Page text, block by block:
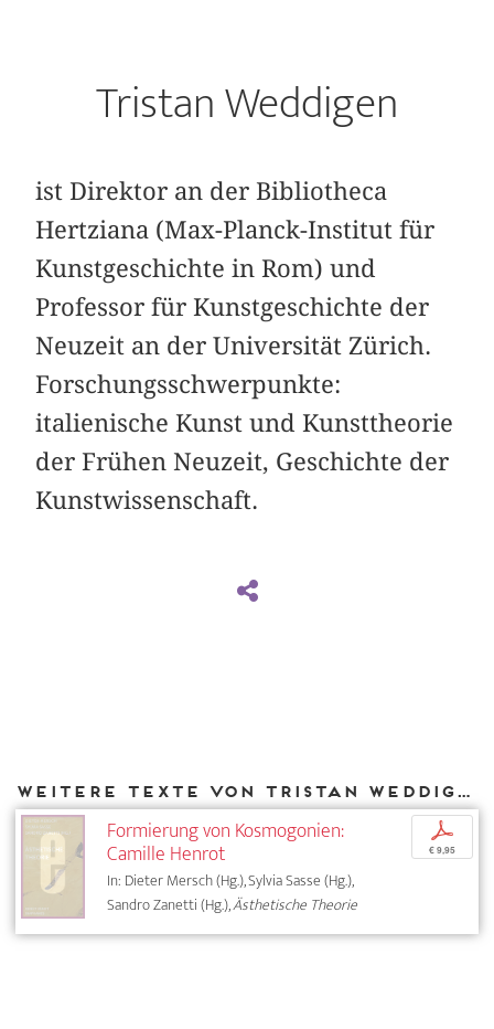
Tristan Weddigen
ist Direktor an der Bibliotheca
Hertziana (Max-Planck-­Institut für
Kunstgeschichte in Rom) und
Professor für Kunstgeschichte der
Neuzeit an der Universität Zürich.
Forschungsschwerpunkte:
italienische Kunst und Kunsttheorie
der Frühen Neuzeit, Geschichte der
Kunstwissenschaft.
Weitere Texte von Tristan Weddigen bei DIAPHANES
Formierung von Kosmogonien:
Camille Henrot
In: Dieter Mersch (Hg.), Sylvia Sasse (Hg.),
Sandro Zanetti (Hg.),Ästhetische Theorie
p
€ 9,95